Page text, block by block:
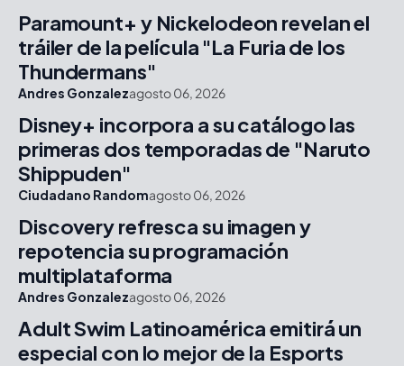
Paramount+ y Nickelodeon revelan el
tráiler de la película "La Furia de los
Thundermans"
Andres Gonzalezagosto 06, 2026
Disney+ incorpora a su catálogo las
primeras dos temporadas de "Naruto
Shippuden"
Ciudadano Randomagosto 06, 2026
Discovery refresca su imagen y
repotencia su programación
multiplataforma
Andres Gonzalezagosto 06, 2026
Adult Swim Latinoamérica emitirá un
especial con lo mejor de la Esports